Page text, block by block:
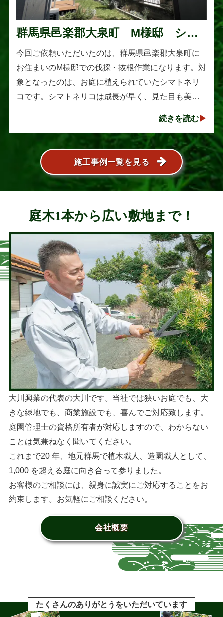
群馬県邑楽郡大泉町 M様邸 シマ
トネリコの伐採と抜根作業
今回ご依頼いただいたのは、群馬県邑楽郡大泉町に
お住まいのM様邸での伐採・抜根作業になります。対
象となったのは、お庭に植えられていたシマトネリ
コです。シマトネリコは成長が早く、見た目も美し
続きを読む
施工事例一覧を見る
庭木1本から広い敷地まで！
大川興業の代表の大川です。当社では狭いお庭でも、大
きな緑地でも、商業施設でも、喜んでご対応致します。
庭園管理士の資格所有者が対応しますので、わからない
ことは気兼ねなく聞いてください。
これまで20 年、地元群馬で植木職人、造園職人として、
1,000 を超える庭に向き合って参りました。
お客様のご相談には、親身に誠実にご対応することをお
約束します。お気軽にご相談ください。
会社概要
たくさんのありがとうをいただいています